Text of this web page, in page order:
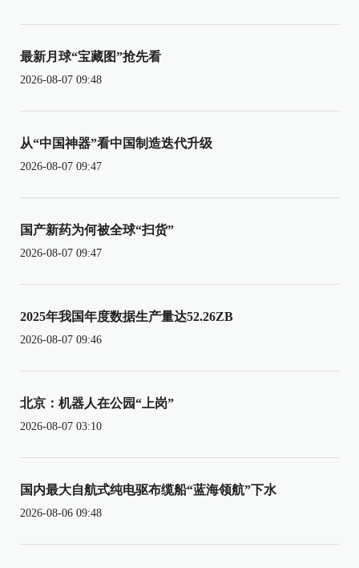
最新月球“宝藏图”抢先看
2026-08-07 09:48
从“中国神器”看中国制造迭代升级
2026-08-07 09:47
国产新药为何被全球“扫货”
2026-08-07 09:47
2025年我国年度数据生产量达52.26ZB
2026-08-07 09:46
北京：机器人在公园“上岗”
2026-08-07 03:10
国内最大自航式纯电驱布缆船“蓝海领航”下水
2026-08-06 09:48